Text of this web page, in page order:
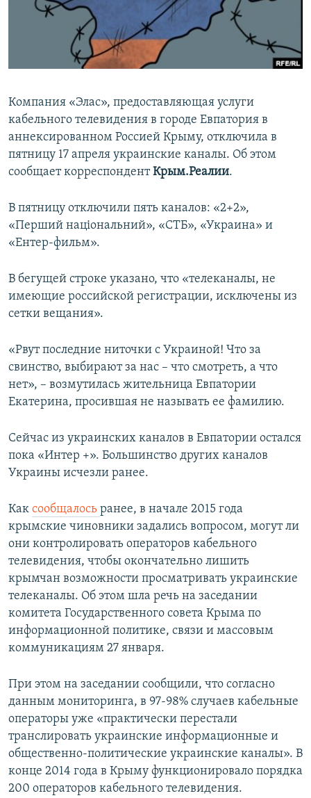
ПОБЕДИТЕЛЕЙ НЕ СУДЯТ?
КРЫМ.НЕПОКОРЕННЫЙ
ПРИСОЕДИНЯЙТЕСЬ!
Все сайты RFE/RL
Компания «Элас», предоставляющая услуги
кабельного телевидения в городе Евпатория в
аннексированном Россией Крыму, отключила в
пятницу 17 апреля украинские каналы. Об этом
сообщает корреспондентКрым.Реалии.
В пятницу отключили пять каналов: «2+2»,
«Перший національний», «СТБ», «Украина» и
«Ентер-фильм».
В бегущей строке указано, что «телеканалы, не
имеющие российской регистрации, исключены из
сетки вещания».
«Рвут последние ниточки с Украиной! Что за
свинство, выбирают за нас – что смотреть, а что
нет», – возмутилась жительница Евпатории
Екатерина, просившая не называть ее фамилию.
Сейчас из украинских каналов в Евпатории остался
пока «Интер +». Большинство других каналов
Украины исчезли ранее.
Как сообщалось ранее, в начале 2015 года
крымские чиновники задались вопросом, могут ли
они контролировать операторов кабельного
телевидения, чтобы окончательно лишить
крымчан возможности просматривать украинские
телеканалы. Об этом шла речь на заседании
комитета Государственного совета Крыма по
информационной политике, связи и массовым
коммуникациям 27 января.
При этом на заседании сообщили, что согласно
данным мониторинга, в 97-98% случаев кабельные
операторы уже «практически перестали
транслировать украинские информационные и
общественно-политические украинские каналы». В
конце 2014 года в Крыму функционировало порядка
200 операторов кабельного телевидения.